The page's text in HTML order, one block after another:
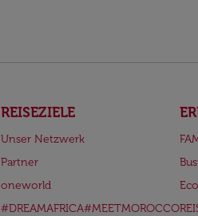
REISEZIELE
Unser Netzwerk
Partner
oneworld
#DREAMAFRICA#MEETMOROCCO